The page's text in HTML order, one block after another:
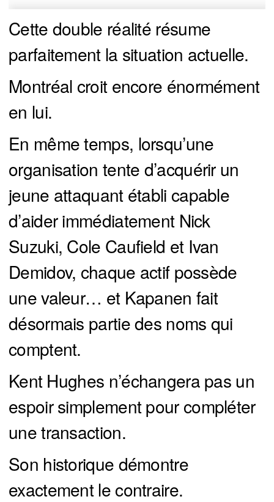
Cette double réalité résume
parfaitement la situation actuelle.
Montréal croit encore énormément
en lui.
En même temps, lorsqu’une
organisation tente d’acquérir un
jeune attaquant établi capable
d’aider immédiatement Nick
Suzuki, Cole Caufield et Ivan
Demidov, chaque actif possède
une valeur… et Kapanen fait
désormais partie des noms qui
comptent.
Kent Hughes n’échangera pas un
espoir simplement pour compléter
une transaction.
Son historique démontre
exactement le contraire.